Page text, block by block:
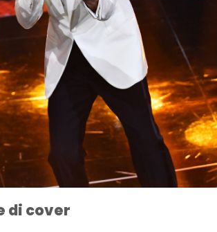
di cover